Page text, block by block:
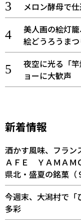
メロン酵母で
美人画の絵灯
絵どうろうまつ
夜空に光る「
ョーに大歓声
新着情報
酒かす風味、フラ
ＡＦＥ ＹＡＭＡＭ
県北・盛夏の銘菓（
今週末、大潟村で
多彩